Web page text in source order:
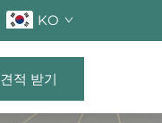
KO
견적 받기